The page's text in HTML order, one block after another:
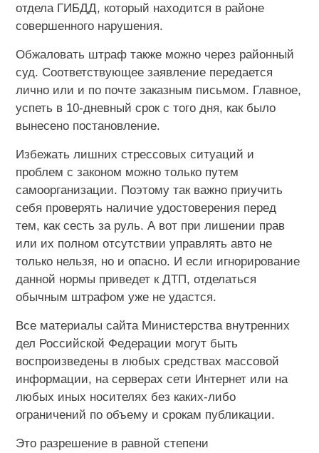
отдела ГИБДД, который находится в районе
совершенного нарушения.
Обжаловать штраф также можно через районный
суд. Соответствующее заявление передается
лично или и по почте заказным письмом. Главное,
успеть в 10-дневный срок с того дня, как было
вынесено постановление.
Избежать лишних стрессовых ситуаций и
проблем с законом можно только путем
самоорганизации. Поэтому так важно приучить
себя проверять наличие удостоверения перед
тем, как сесть за руль. А вот при лишении прав
или их полном отсутствии управлять авто не
только нельзя, но и опасно. И если игнорирование
данной нормы приведет к ДТП, отделаться
обычным штрафом уже не удастся.
Все материалы сайта Министерства внутренних
дел Российской Федерации могут быть
воспроизведены в любых средствах массовой
информации, на серверах сети Интернет или на
любых иных носителях без каких-либо
ограничений по объему и срокам публикации.
Это разрешение в равной степени